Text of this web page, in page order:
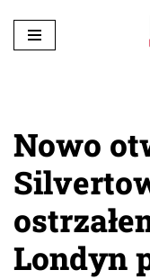
Przejdź
Nowo
Londyn